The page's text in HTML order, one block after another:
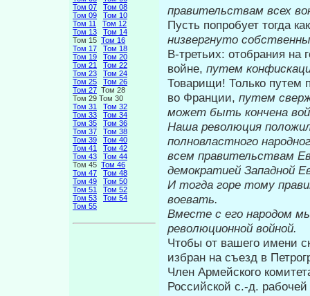
Том 07
Том 08
Том 09
Том 10
Том 11
Том 12
Том 13
Том 14
Том 15 Том 16
Том 17
Том 18
Том 19
Том 20
Том 21
Том 22
Том 23
Том 24
Том 25
Том 26
Том 27 Том 28
Том 29 Том 30
Том 31
Том 32
Том 33
Том 34
Том 35
Том 36
Том 37
Том 38
Том 39
Том 40
Том 41
Том 42
Том 43
Том 44
Том 45 Том 46
Том 47
Том 48
Том 49
Том 50
Том 51
Том 52
Том 53
Том 54
Том 55
правительствам всех
Пусть попробует тогда
низвергнуто
В-третьих: отобрания на
войне, путем
Товарищи! Только путем
во Франции, путем
может быть кончена
Наша революция
полновластного
всем правительствам
демократией Западной
И тогда горе тому
воевать.
Вместе с его народом
революционной войной.
Чтобы от вашего имени
избран на съезд в
Член Армейского
Российской с.-д.